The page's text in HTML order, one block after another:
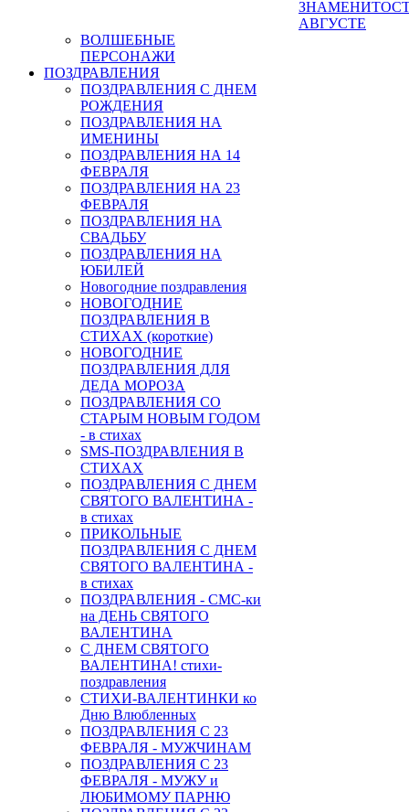
АВГУСТЕ
ВОЛШЕБНЫЕ
ПЕРСОНАЖИ
ПОЗДРАВЛЕНИЯ
ПОЗДРАВЛЕНИЯ С ДНЕМ
РОЖДЕНИЯ
ПОЗДРАВЛЕНИЯ НА
ИМЕНИНЫ
ПОЗДРАВЛЕНИЯ НА 14
ФЕВРАЛЯ
ПОЗДРАВЛЕНИЯ НА 23
ФЕВРАЛЯ
ПОЗДРАВЛЕНИЯ НА
СВАДЬБУ
ПОЗДРАВЛЕНИЯ НА
ЮБИЛЕЙ
Новогодние поздравления
НОВОГОДНИЕ
ПОЗДРАВЛЕНИЯ В
СТИХАХ (короткие)
НОВОГОДНИЕ
ПОЗДРАВЛЕНИЯ ДЛЯ
ДЕДА МОРОЗА
ПОЗДРАВЛЕНИЯ СО
СТАРЫМ НОВЫМ ГОДОМ
- в стихах
SMS-ПОЗДРАВЛЕНИЯ В
СТИХАХ
ПОЗДРАВЛЕНИЯ С ДНЕМ
СВЯТОГО ВАЛЕНТИНА -
в стихах
ПРИКОЛЬНЫЕ
ПОЗДРАВЛЕНИЯ С ДНЕМ
СВЯТОГО ВАЛЕНТИНА -
в стихах
ПОЗДРАВЛЕНИЯ - СМС-ки
на ДЕНЬ СВЯТОГО
ВАЛЕНТИНА
С ДНЕМ СВЯТОГО
ВАЛЕНТИНА! стихи-
поздравления
СТИХИ-ВАЛЕНТИНКИ ко
Дню Влюбленных
ПОЗДРАВЛЕНИЯ С 23
ФЕВРАЛЯ - МУЖЧИНАМ
ПОЗДРАВЛЕНИЯ С 23
ФЕВРАЛЯ - МУЖУ и
ЛЮБИМОМУ ПАРНЮ